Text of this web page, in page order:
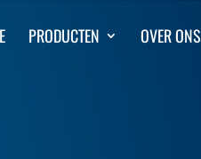
PRODUCTEN OVER ONS